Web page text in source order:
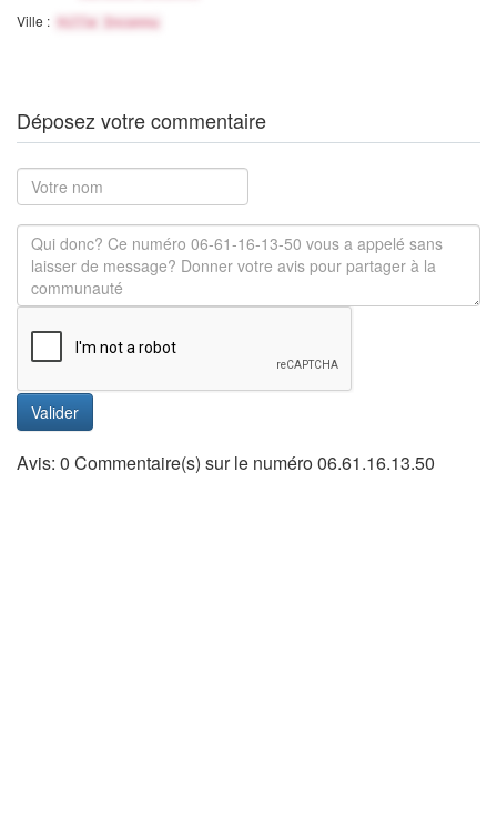
Ville : Ville Inconnu
Déposez votre commentaire
Valider
Avis: 0 Commentaire(s) sur le numéro 06.61.16.13.50